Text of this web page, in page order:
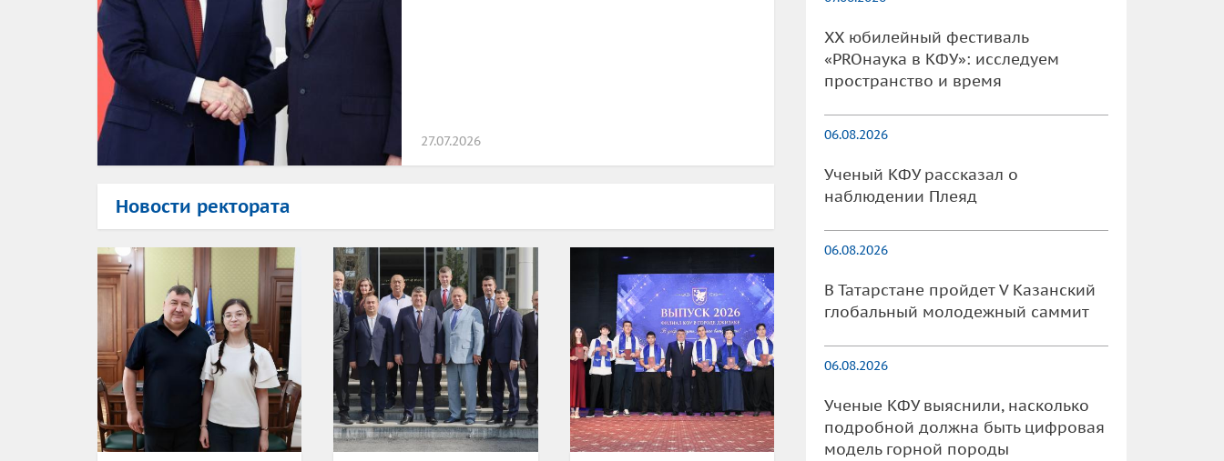
27.07.2026
Новости ректората
XX юбилейный фестиваль
«PROнаука в КФУ»: исследуем
пространство и время
06.08.2026
Ученый КФУ рассказал о
наблюдении Плеяд
06.08.2026
В Татарстане пройдет V Казанский
глобальный молодежный саммит
06.08.2026
Ученые КФУ выяснили, насколько
подробной должна быть цифровая
модель горной породы